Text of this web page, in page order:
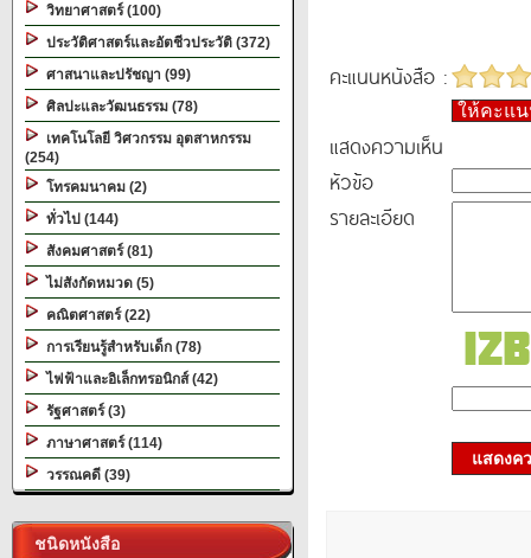
วิทยาศาสตร์ (100)
ประวัติศาสตร์และอัตชีวประวัติ (372)
ศาสนาและปรัชญา (99)
ศิลปะและวัฒนธรรม (78)
เทคโนโลยี วิศวกรรม อุตสาหกรรม
(254)
โทรคมนาคม (2)
ทั่วไป (144)
สังคมศาสตร์ (81)
ไม่สังกัดหมวด (5)
คณิตศาสตร์ (22)
การเรียนรู้สำหรับเด็ก (78)
ไฟฟ้าและอิเล็กทรอนิกส์ (42)
รัฐศาสตร์ (3)
ภาษาศาสตร์ (114)
วรรณคดี (39)
ชนิดหนังสือ
คะแนนหนังสือ :
ให้คะแ
แสดงความเห็น
หัวข้อ
รายละเอียด
แสดงค